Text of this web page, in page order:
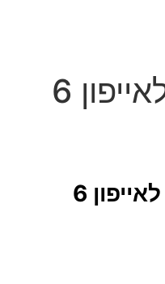
החלפת מסך לאייפון 6
תיקון והחלפת מסך לאייפון 6